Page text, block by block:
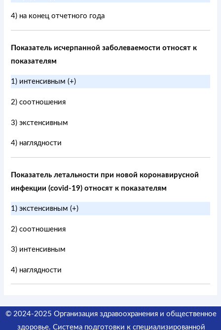
4) на конец отчетного года
Показатель исчерпанной заболеваемости относят к
показателям
1) интенсивным (+)
2) соотношения
3) экстенсивным
4) наглядности
Показатель летальности при новой коронавирусной
инфекции (covid-19) относят к показателям
1) экстенсивным (+)
2) соотношения
3) интенсивным
4) наглядности
© 2024-2025 Организация здравоохранения и общественное
здоровье. Система подготовки к специализированной